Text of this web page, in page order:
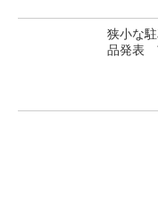
狭小な
品発表